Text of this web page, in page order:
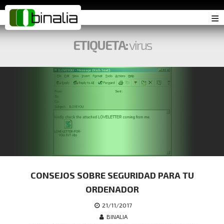
≡
ETIQUETA:virus
CONSEJOS SOBRE SEGURIDAD PARA TU
ORDENADOR
21/11/2017
BINALIA